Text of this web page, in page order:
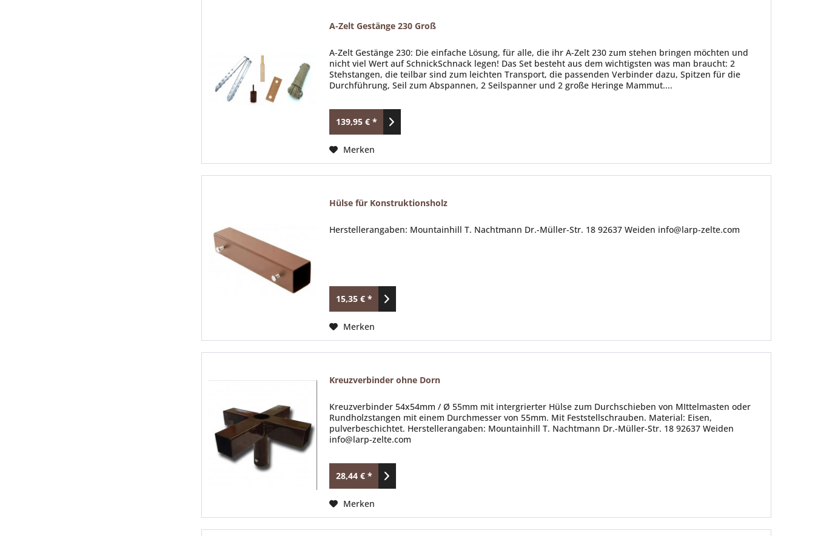
A-Zelt Gestänge 230 Groß
A-Zelt Gestänge 230: Die einfache Lösung, für alle, die ihr A-Zelt 230 zum stehen bringen möchten und
nicht viel Wert auf SchnickSchnack legen! Das Set besteht aus dem wichtigsten was man braucht: 2
Stehstangen, die teilbar sind zum leichten Transport, die passenden Verbinder dazu, Spitzen für die
Durchführung, Seil zum Abspannen, 2 Seilspanner und 2 große Heringe Mammut....
139,95 € *
Merken
Hülse für Konstruktionsholz
Herstellerangaben: Mountainhill T. Nachtmann Dr.-Müller-Str. 18 92637 Weiden info@larp-zelte.com
15,35 € *
Merken
Kreuzverbinder ohne Dorn
Kreuzverbinder 54x54mm / Ø 55mm mit intergrierter Hülse zum Durchschieben von MIttelmasten oder
Rundholzstangen mit einem Durchmesser von 55mm. Mit Feststellschrauben. Material: Eisen,
pulverbeschichtet. Herstellerangaben: Mountainhill T. Nachtmann Dr.-Müller-Str. 18 92637 Weiden
info@larp-zelte.com
28,44 € *
Merken